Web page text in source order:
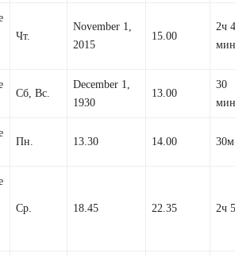
Чт.
November 1,
2015
15.00
2ч
Сб, Вс.
December 1,
1930
13.00
30
Пн. 13.30 14.00 30м
Ср. 18.45 22.35 2ч